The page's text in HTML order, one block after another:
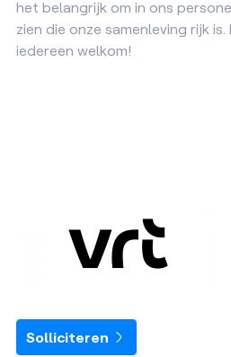
het belangrijk om in ons
zien die onze samenleving rijk
iedereen welkom!
Solliciteren